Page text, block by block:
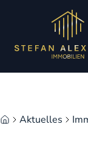
Zum Hauptinhalt
Zum Fuß springen
Aktuelles